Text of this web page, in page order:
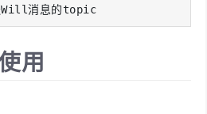
消息的topic
用